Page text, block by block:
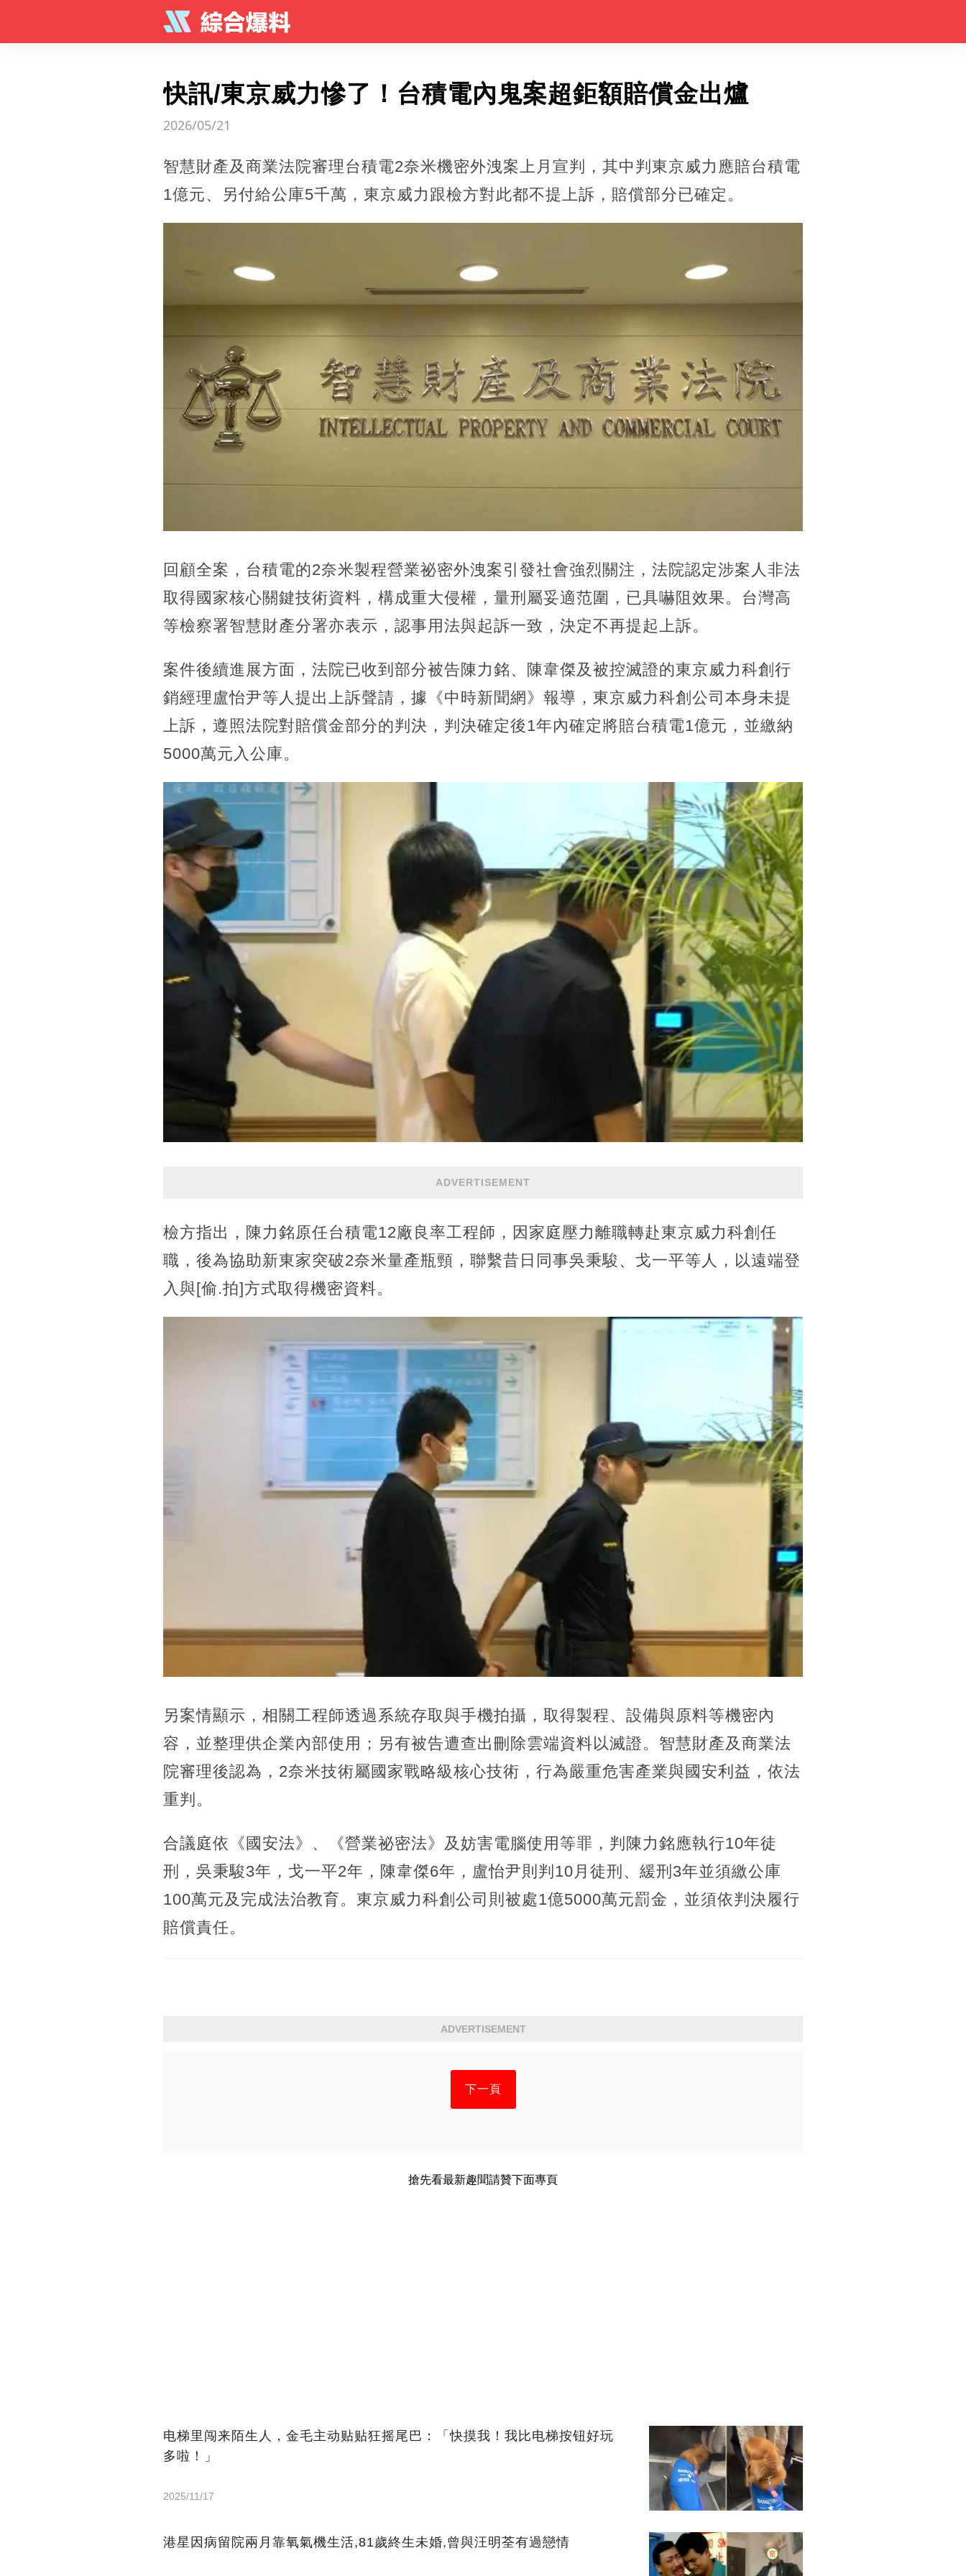
快訊/東京威力慘了！台積電內鬼案超鉅額賠償金出爐
2026/05/21
智慧財產及商業法院審理台積電2奈米機密外洩案上月宣判，其中判東京威力應賠台積電
1億元、另付給公庫5千萬，東京威力跟檢方對此都不提上訴，賠償部分已確定。
回顧全案，台積電的2奈米製程營業祕密外洩案引發社會強烈關注，法院認定涉案人非法
取得國家核心關鍵技術資料，構成重大侵權，量刑屬妥適范圍，已具嚇阻效果。台灣高
等檢察署智慧財產分署亦表示，認事用法與起訴一致，決定不再提起上訴。
案件後續進展方面，法院已收到部分被告陳力銘、陳韋傑及被控滅證的東京威力科創行
銷經理盧怡尹等人提出上訴聲請，據《中時新聞網》報導，東京威力科創公司本身未提
上訴，遵照法院對賠償金部分的判決，判決確定後1年內確定將賠台積電1億元，並繳納
5000萬元入公庫。
ADVERTISEMENT
檢方指出，陳力銘原任台積電12廠良率工程師，因家庭壓力離職轉赴東京威力科創任
職，後為協助新東家突破2奈米量產瓶頸，聯繫昔日同事吳秉駿、戈一平等人，以遠端登
入與[偷.拍]方式取得機密資料。
另案情顯示，相關工程師透過系統存取與手機拍攝，取得製程、設備與原料等機密內
容，並整理供企業內部使用；另有被告遭查出刪除雲端資料以滅證。智慧財產及商業法
院審理後認為，2奈米技術屬國家戰略級核心技術，行為嚴重危害產業與國安利益，依法
重判。
合議庭依《國安法》、《營業祕密法》及妨害電腦使用等罪，判陳力銘應執行10年徒
刑，吳秉駿3年，戈一平2年，陳韋傑6年，盧怡尹則判10月徒刑、緩刑3年並須繳公庫
100萬元及完成法治教育。東京威力科創公司則被處1億5000萬元罰金，並須依判決履行
賠償責任。
ADVERTISEMENT
下一頁
搶先看最新趣聞請贊下面專頁
电梯里闯来陌生人，金毛主动贴贴狂摇尾巴：「快摸我！我比电梯按钮好玩
多啦！」
2025/11/17
港星因病留院兩月靠氧氣機生活,81歲終生未婚,曾與汪明荃有過戀情